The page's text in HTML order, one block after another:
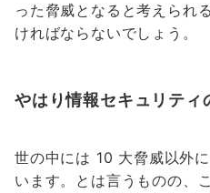
った脅威となると考えられ
ければならないでしょう。
やはり情報セキュリティ
世の中には 10 大脅威以外
います。とは言うものの、